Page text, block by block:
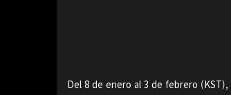
Del 8 de enero al 3 de febrero (KST),